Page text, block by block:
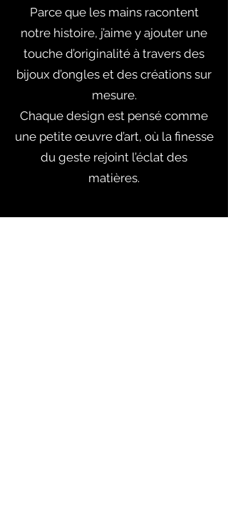
Parce que les mains racontent
notre histoire, j’aime y ajouter une
touche d’originalité à travers des
bijoux d’ongles et des créations sur
mesure.
Chaque design est pensé comme
une petite œuvre d’art, où la finesse
du geste rejoint l’éclat des
matières.